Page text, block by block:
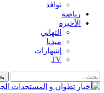
نوافذ
رياضة
الأخيرة
التهاني
ميديا
إشهارات
TV